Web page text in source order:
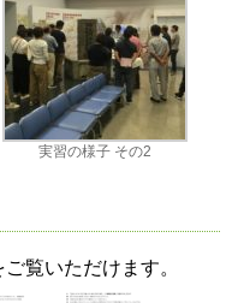
実習の様子 その2
覧いただけます。